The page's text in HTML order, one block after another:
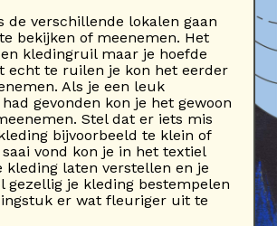
de verschillende lokalen gaan
bekijken of meenemen. Het
kledingruil maar je hoefde
echt te ruilen je kon het eerder
Als je een leuk
gevonden kon je het gewoon
Stel dat er iets mis
bijvoorbeeld te klein of
vond kon je in het textiel
kleding laten verstellen en je
gezellig je kleding bestempelen
er wat fleuriger uit te